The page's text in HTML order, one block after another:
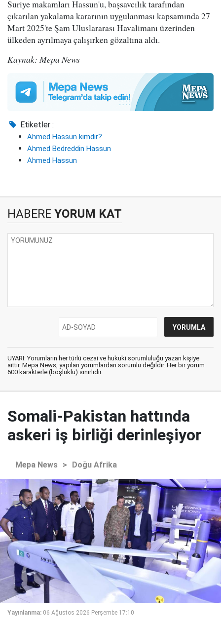
Suriye makamları Hassun'u, başsavcılık tarafından
çıkarılan yakalama kararının uygulanması kapsamında 27
Mart 2025'te Şam Uluslararası Havalimanı üzerinden
ülkeden ayrılmaya çalışırken gözaltına aldı.
Kaynak: Mepa News
Etiketler :
Ahmed Hassun kimdir?
Ahmed Bedreddin Hassun
Ahmed Hassun
HABERE YORUM KAT
UYARI: Yorumların her türlü cezai ve hukuki sorumluluğu yazan kişiye
aittir. Mepa News, yapılan yorumlardan sorumlu değildir. Her bir yorum
600 karakterle (boşluklu) sınırlıdır.
Somali-Pakistan hattında
askeri iş birliği derinleşiyor
Mepa News > Doğu Afrika
Yayınlanma: 06 Ağustos 2026 Perşembe 17:10